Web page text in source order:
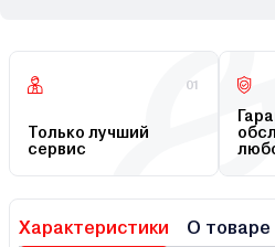
01
Только лучший
сервис
Характеристики О товаре